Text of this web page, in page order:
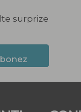
surprize